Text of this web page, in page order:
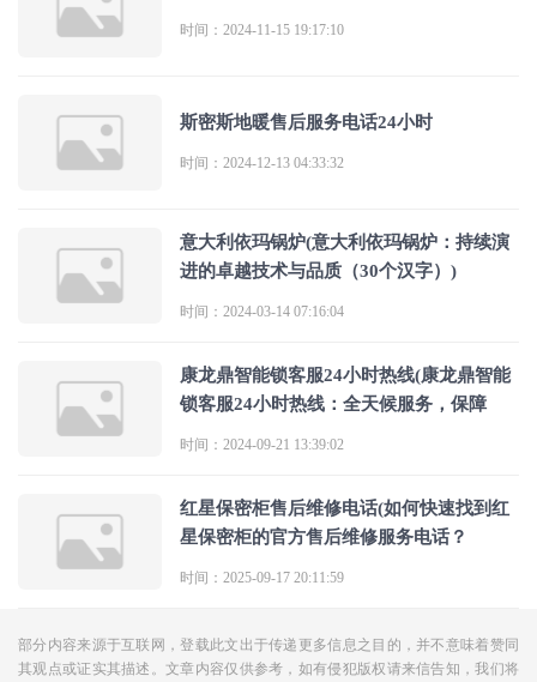
时间：2024-11-15 19:17:10
斯密斯地暖售后服务电话24小时
时间：2024-12-13 04:33:32
意大利依玛锅炉(意大利依玛锅炉：持续演
进的卓越技术与品质（30个汉字）)
时间：2024-03-14 07:16:04
康龙鼎智能锁客服24小时热线(康龙鼎智能
锁客服24小时热线：全天候服务，保障
时间：2024-09-21 13:39:02
红星保密柜售后维修电话(如何快速找到红
星保密柜的官方售后维修服务电话？
时间：2025-09-17 20:11:59
部分内容来源于互联网，登载此文出于传递更多信息之目的，并不意味着赞同
其观点或证实其描述。文章内容仅供参考，如有侵犯版权请来信告知，我们将